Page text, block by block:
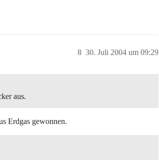
30. Juli 2004 um 09:29
8
aus.
Erdgas gewonnen.